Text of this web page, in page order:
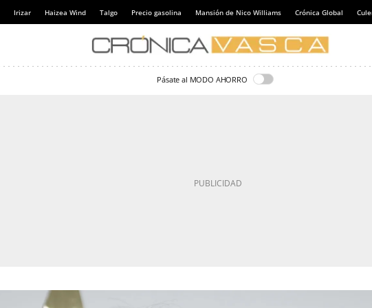
Irizar Haizea Wind Talgo Precio gasolina Mansión de Nico Williams Crónica Global
Pásate al MODO AHORRO